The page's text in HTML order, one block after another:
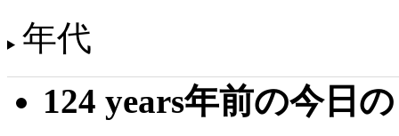
年代
124 years年前の今日